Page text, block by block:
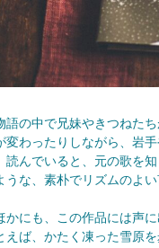
の中で兄妹やきつねたち
変わったりしながら、岩
読んでいると、元の歌を
うな、素朴でリズムのよ
にも、この作品には声に
えば、かたく凍った雪原